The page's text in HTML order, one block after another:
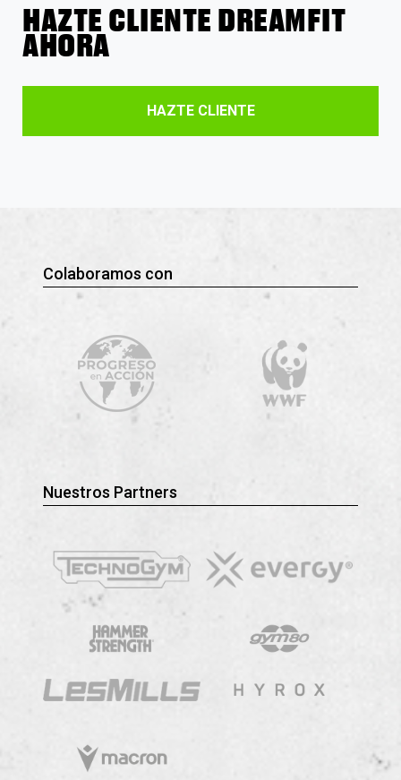
HAZTE CLIENTE DREAMFIT
AHORA
HAZTE CLIENTE
Colaboramos con
Nuestros Partners